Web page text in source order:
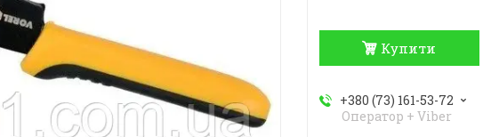
Купити
+380 (73) 161-53-72
Оператор + Viber